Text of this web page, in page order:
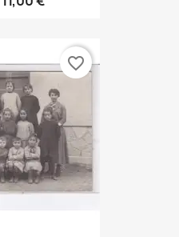
favorite_border